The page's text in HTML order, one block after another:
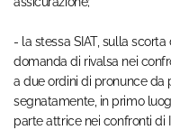
- la stessa SIAT, sulla
domanda di rivalsa nei
a due ordini di pronunce da
segnatamente, in primo
parte attrice nei confronti di